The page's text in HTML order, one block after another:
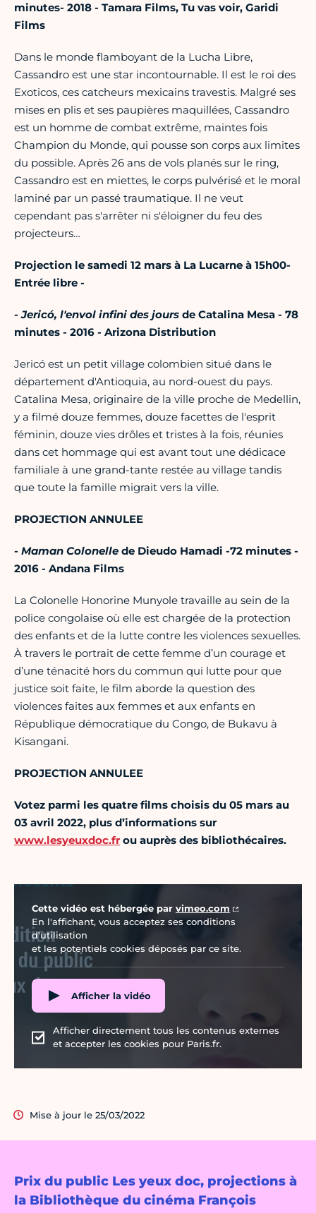
Prix du public Les yeux doc, projections à
la Bibliothèque du cinéma François
minutes- 2018 - Tamara Films, Tu vas voir, Garidi
Films
Dans le monde flamboyant de la Lucha Libre,
Cassandro est une star incontournable. Il est le roi des
Exoticos, ces catcheurs mexicains travestis. Malgré ses
mises en plis et ses paupières maquillées, Cassandro
est un homme de combat extrême, maintes fois
Champion du Monde, qui pousse son corps aux limites
du possible. Après 26 ans de vols planés sur le ring,
Cassandro est en miettes, le corps pulvérisé et le moral
laminé par un passé traumatique. Il ne veut
cependant pas s'arrêter ni s'éloigner du feu des
projecteurs…
Projection le samedi 12 mars à La Lucarne à 15h00-
Entrée libre -
-Jericó, l'envol infini des jours de Catalina Mesa - 78
minutes - 2016 - Arizona Distribution
Jericó est un petit village colombien situé dans le
département d'Antioquia, au nord-ouest du pays.
Catalina Mesa, originaire de la ville proche de Medellin,
y a filmé douze femmes, douze facettes de l'esprit
féminin, douze vies drôles et tristes à la fois, réunies
dans cet hommage qui est avant tout une dédicace
familiale à une grand-tante restée au village tandis
que toute la famille migrait vers la ville.
PROJECTION ANNULEE
- Maman Colonelle de Dieudo Hamadi -72 minutes -
2016 - Andana Films
La Colonelle Honorine Munyole travaille au sein de la
police congolaise où elle est chargée de la protection
des enfants et de la lutte contre les violences sexuelles.
À travers le portrait de cette femme d’un courage et
d’une ténacité hors du commun qui lutte pour que
justice soit faite, le film aborde la question des
violences faites aux femmes et aux enfants en
République démocratique du Congo, de Bukavu à
Kisangani.
PROJECTION ANNULEE
Votez parmi les quatre films choisis du 05 mars au
03 avril 2022, plus d’informations sur
www.lesyeuxdoc.fr ou auprès des bibliothécaires.
Cette vidéo est hébergée par vimeo.com
En l'affichant, vous acceptez ses conditions
d'utilisation
et les potentiels cookies déposés par ce site.
Afficher la vidéo
Afficher directement tous les contenus externes
et accepter les cookies pour Paris.fr.
Mise à jour le 25/03/2022